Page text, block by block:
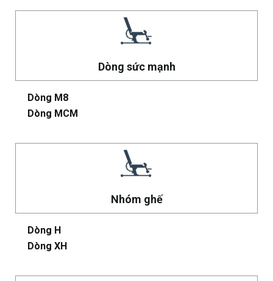
Dòng sức mạnh
Dòng M8
Dòng MCM
Nhóm ghế
Dòng H
Dòng XH